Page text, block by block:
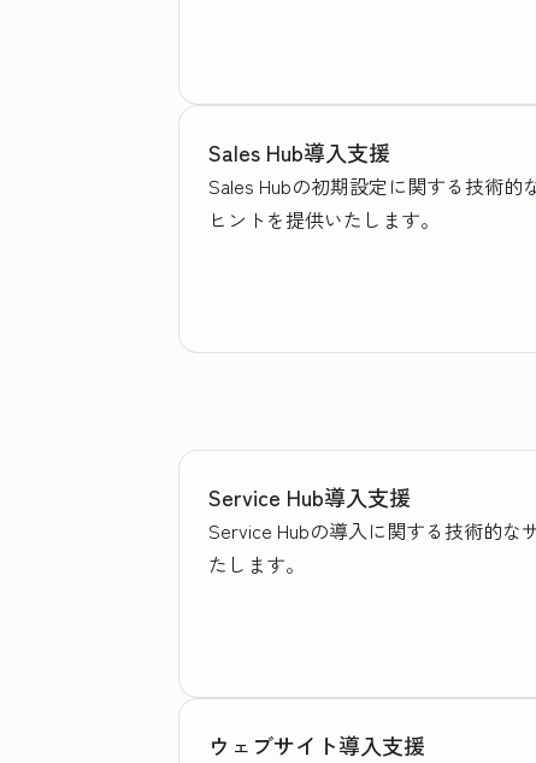
Sales Hub導入支援
Sales Hubの初期設定に関する技術
ヒントを提供いたします。
Service Hub導入支援
Service Hubの導入に関する技術的な
たします。
ウェブサイト導入支援